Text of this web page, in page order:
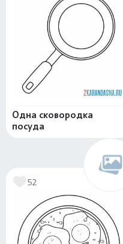
Одна сковородка
посуда
52